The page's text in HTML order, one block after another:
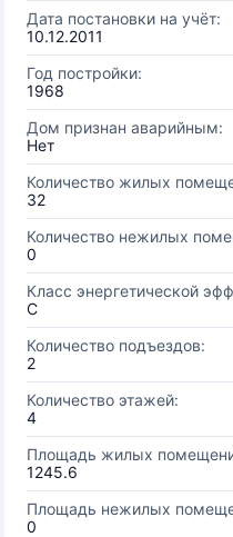
Дата постановки на учёт:
10.12.2011
Год постройки:
1968
Дом признан аварийным:
Нет
Количество жилых
32
Количество нежилых
0
Класс энергетической
C
Количество подъездов:
2
Количество этажей:
4
Площадь жилых
1245.6
Площадь нежилых
0